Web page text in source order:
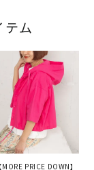
ム
【MORE PRICE DOWN】